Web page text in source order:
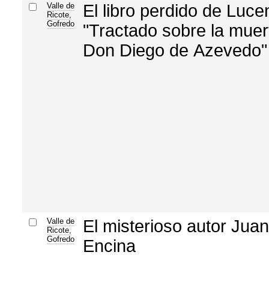
Valle de
Ricote,
Gofredo
El libro perdido de
"Tractado sobre la
Don Diego de Azevedo"
Valle de
Ricote,
Gofredo
El misterioso autor
Encina